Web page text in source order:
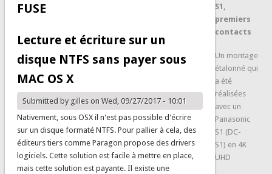
FUSE
Lecture et écriture sur un
disque NTFS sans payer sous
MAC OS X
Submitted by gilleson Wed, 09/27/2017 - 10:01
Nativement, sous OSX il n'est pas possible d'écrire
sur un disque formaté NTFS. Pour pallier à cela, des
éditeurs tiers comme Paragon propose des drivers
logiciels. Cette solution est facile à mettre en place,
mais cette solution est payante. Il existe une
S1,
premiers
contacts
Un montage
étalonné qui
a été
réalisées
avec un
Panasonic
S1 (DC-
S1) en 4K
UHD